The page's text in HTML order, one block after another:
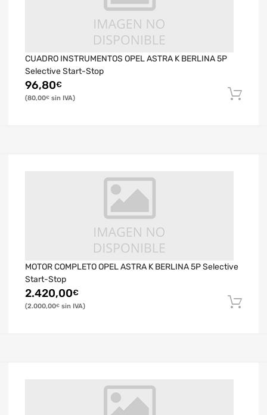
CUADRO INSTRUMENTOS OPEL ASTRA K BERLINA 5P
Selective Start-Stop
96,80€
80,00€
MOTOR COMPLETO OPEL ASTRA K BERLINA 5P Selective
Start-Stop
2.420,00€
2.000,00€